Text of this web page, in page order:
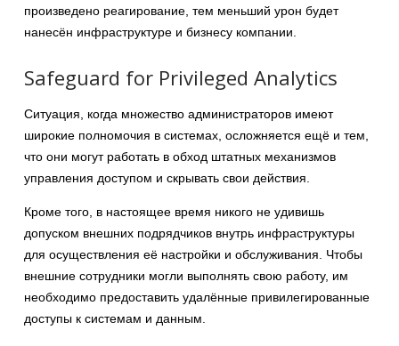
произведено реагирование, тем меньший урон будет
нанесён инфраструктуре и бизнесу компании.
Safeguard for Privileged Analytics
Ситуация, когда множество администраторов имеют
широкие полномочия в системах, осложняется ещё и тем,
что они могут работать в обход штатных механизмов
управления доступом и скрывать свои действия.
Кроме того, в настоящее время никого не удивишь
допуском внешних подрядчиков внутрь инфраструктуры
для осуществления её настройки и обслуживания. Чтобы
внешние сотрудники могли выполнять свою работу, им
необходимо предоставить удалённые привилегированные
доступы к системам и данным.